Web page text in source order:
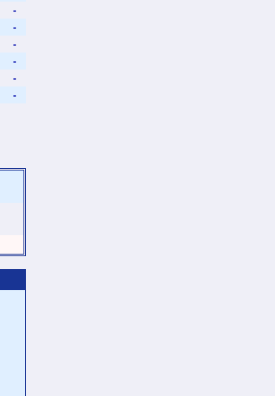
-
-
-
-
-
-